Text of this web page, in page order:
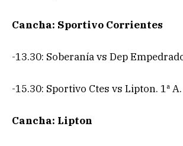
Cancha: Sportivo Corrientes
-13.30: Soberanía vs Dep
-15.30: Sportivo Ctes vs Lipton. 1ª A.
Cancha: Lipton